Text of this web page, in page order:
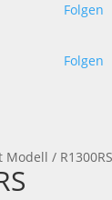
Folgen
Folgen
/ R1300RS